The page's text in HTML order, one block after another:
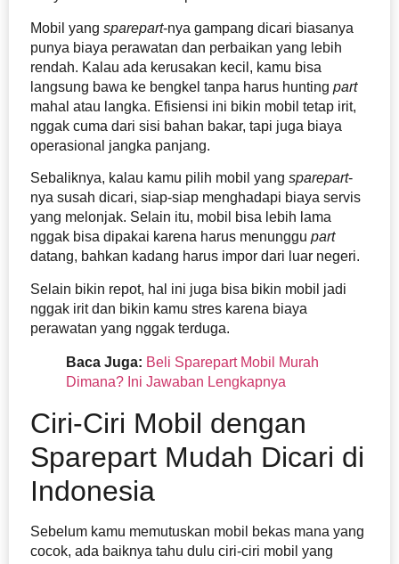
Mobil yang sparepart-nya gampang dicari biasanya
punya biaya perawatan dan perbaikan yang lebih
rendah. Kalau ada kerusakan kecil, kamu bisa
langsung bawa ke bengkel tanpa harus hunting part
mahal atau langka. Efisiensi ini bikin mobil tetap irit,
nggak cuma dari sisi bahan bakar, tapi juga biaya
operasional jangka panjang.
Sebaliknya, kalau kamu pilih mobil yang sparepart-
nya susah dicari, siap-siap menghadapi biaya servis
yang melonjak. Selain itu, mobil bisa lebih lama
nggak bisa dipakai karena harus menunggu part
datang, bahkan kadang harus impor dari luar negeri.
Selain bikin repot, hal ini juga bisa bikin mobil jadi
nggak irit dan bikin kamu stres karena biaya
perawatan yang nggak terduga.
Baca Juga: Beli Sparepart Mobil Murah
Dimana? Ini Jawaban Lengkapnya
Ciri-Ciri Mobil dengan
Sparepart Mudah Dicari di
Indonesia
Sebelum kamu memutuskan mobil bekas mana yang
cocok, ada baiknya tahu dulu ciri-ciri mobil yang